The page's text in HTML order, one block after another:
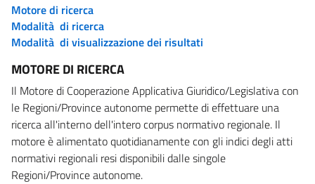
Motore di ricerca
Modalità di ricerca
Modalità di visualizzazione dei risultati
MOTORE DI RICERCA
Il Motore di Cooperazione Applicativa Giuridico/Legislativa con
le Regioni/Province autonome permette di effettuare una
ricerca all'interno dell'intero corpus normativo regionale. Il
motore è alimentato quotidianamente con gli indici degli atti
normativi regionali resi disponibili dalle singole
Regioni/Province autonome.